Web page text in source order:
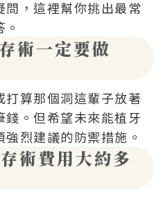
，這裡幫你挑出最常
術一定要做
算那個洞這輩子放著
。但希望未來能植牙
烈建議的防禦措施。
術費用大約多